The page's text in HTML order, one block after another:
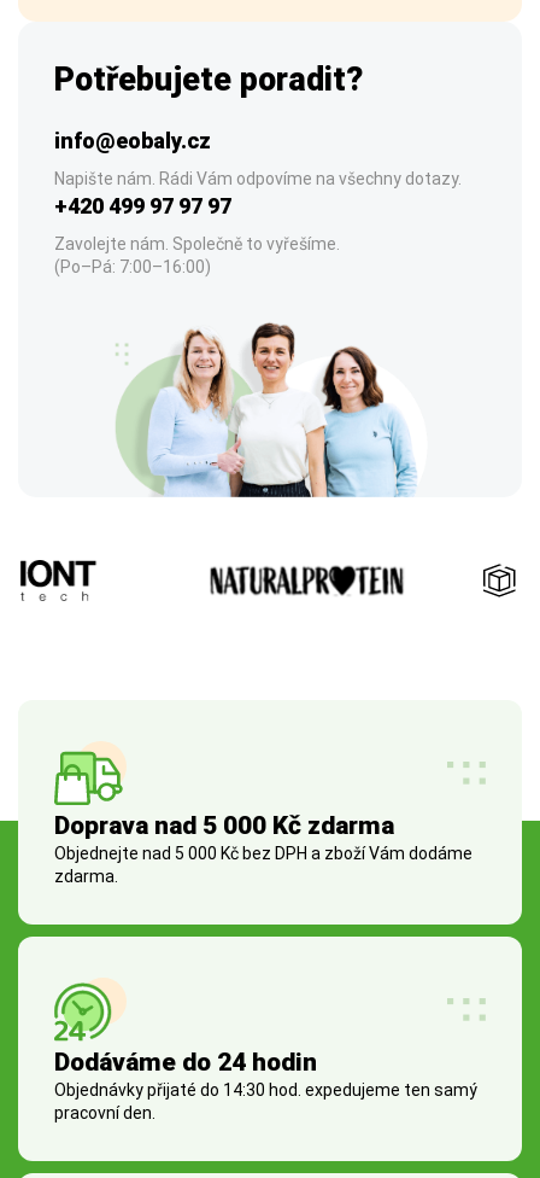
Potřebujete poradit?
info@eobaly.cz
Napište nám. Rádi Vám odpovíme na všechny dotazy.
+420 499 97 97 97
Zavolejte nám. Společně to vyřešíme.
(Po–Pá: 7:00–16:00)
Doprava nad 5 000 Kč zdarma
Objednejte nad 5 000 Kč bez DPH a zboží Vám dodáme
zdarma.
Dodáváme do 24 hodin
Objednávky přijaté do 14:30 hod. expedujeme ten samý
pracovní den.